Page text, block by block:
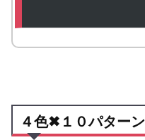
４色✖１０パターン